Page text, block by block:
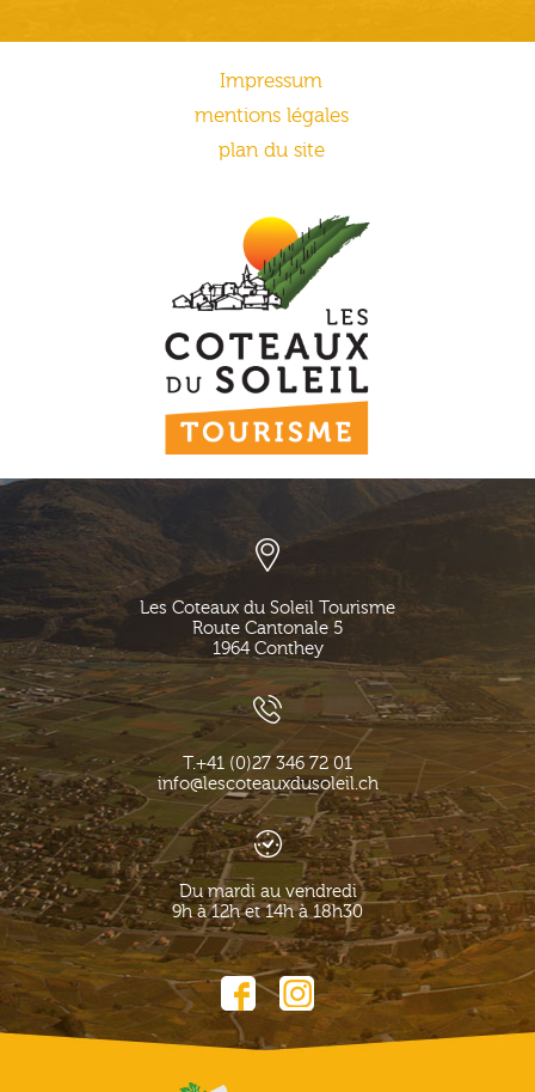
Impressum
mentions légales
plan du site
Les Coteaux du Soleil Tourisme
Route Cantonale 5
1964 Conthey
T.+41 (0)27 346 72 01
info@lescoteauxdusoleil.ch
Du mardi au vendredi
9h à 12h et 14h à 18h30